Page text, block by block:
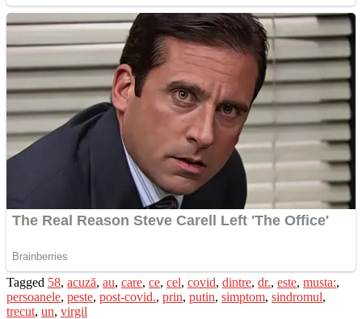
Tagged 58, acuză, au, care, ce, cel, covid, dintre, dr., este, musta:,
persoanele, peste, post-covid., prin, putin, simptom, sindromul,
trecut, un, virgil